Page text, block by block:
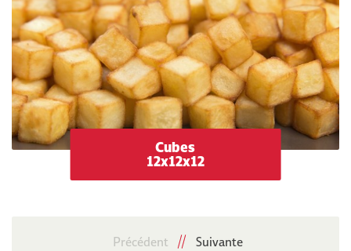
Cubes
12x12x12
Précédent Suivante